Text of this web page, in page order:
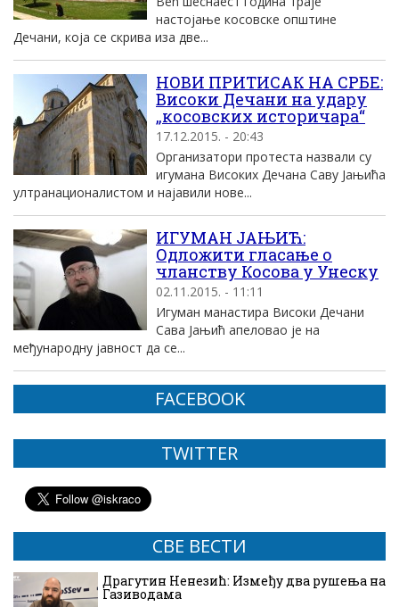
настојање косовске општине
Дечани, која се скрива иза две...
НОВИ ПРИТИСАК НА СРБЕ:
Високи Дечани на удару
„косовских историчара“
17.12.2015. - 20:43
Организатори протеста назвали су
игумана Високих Дечана Саву Јањића
ултранационалистом и најавили нове...
ИГУМАН ЈАЊИЋ:
Одложити гласање о
чланству Косова у Унеску
02.11.2015. - 11:11
Игуман манастира Високи Дечани
Сава Јањић апеловао је на
међународну јавност да се...
FACEBOOK
TWITTER
СВЕ ВЕСТИ
Драгутин Ненезић: Између два рушења на
Газиводама